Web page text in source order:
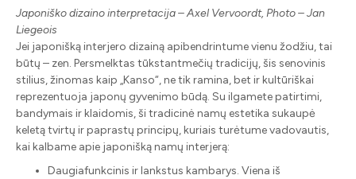
Japoniško dizaino interpretacija – Axel Vervoordt, Photo – Jan
Liegeois
Jei japonišką interjero dizainą apibendrintume vienu žodžiu, tai
būtų – zen. Persmelktas tūkstantmečių tradicijų, šis senovinis
stilius, žinomas kaip „Kanso“, ne tik ramina, bet ir kultūriškai
reprezentuoja japonų gyvenimo būdą. Su ilgamete patirtimi,
bandymais ir klaidomis, ši tradicinė namų estetika sukaupė
keletą tvirtų ir paprastų principų, kuriais turėtume vadovautis,
kai kalbame apie japonišką namų interjerą:
Daugiafunkcinis ir lankstus kambarys. Viena iš